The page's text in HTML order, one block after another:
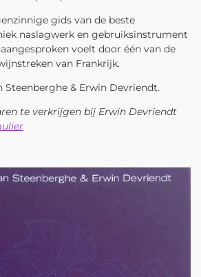
gids van de beste
naslagwerk en gebruiksinstrument
voelt door één van de
van Frankrijk.
Steenberghe & Erwin Devriendt.
te verkrijgen bij Erwin Devriendt